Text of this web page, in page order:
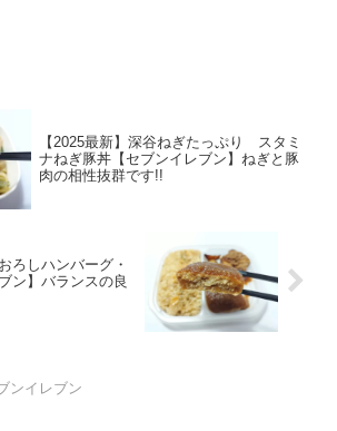
【2025最新】深谷ねぎたっぷり スタミ
ナねぎ豚丼【セブンイレブン】ねぎと豚
肉の相性抜群です!!
ろしハンバーグ・
ン】バランスの良
ンイレブン